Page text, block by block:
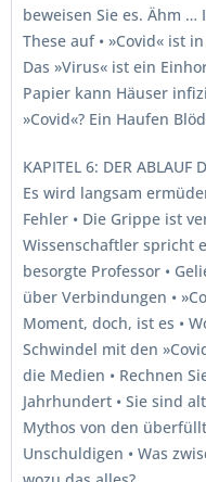
beweisen Sie es. Ähm
These auf • »Covid« ist
Das »Virus« ist ein
Papier kann Häuser
»Covid«? Ein Haufen
KAPITEL 6: DER ABLAUF
Es wird langsam
Fehler • Die Grippe ist
Wissenschaftler spricht
besorgte Professor •
über Verbindungen •
Moment, doch, ist es •
Schwindel mit den
die Medien • Rechnen
Jahrhundert • Sie sind
Mythos von den
Unschuldigen • Was